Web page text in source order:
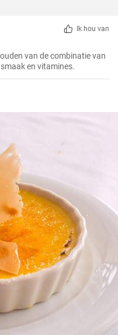
Ik hou van
van de combinatie van
en vitamines.